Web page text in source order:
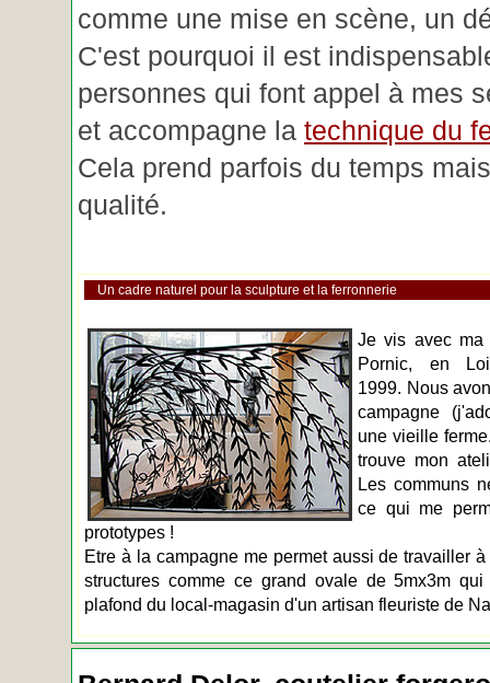
comme une mise en scène, un
C'est pourquoi il est
personnes qui font appel à mes
et accompagne la technique du
Cela prend parfois du temps
qualité.
Un cadre naturel pour la sculpture et la ferronnerie
Je vis avec ma
Pornic, en
1999. Nous
campagne
une vieille
trouve mon
Les communs
ce qui me
prototypes !
Etre à la campagne me permet aussi de travailler
structures comme ce grand ovale de 5mx3m
plafond du local-magasin d'un artisan fleuriste de